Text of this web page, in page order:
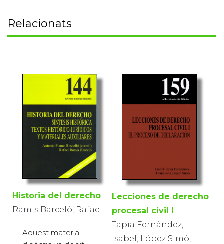
Relacionats
Historia del derecho
Ramis Barceló, Rafael
Aquest material
Lecciones de derecho
procesal civil I
Tapia Fernández,
Isabel; López Simó,